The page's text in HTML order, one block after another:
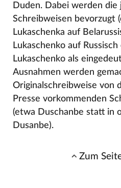
Duden. Dabei werden die
Schreibweisen bevorzugt
Lukaschenka auf
Lukaschenko auf
Lukaschenko als
Ausnahmen werden
Originalschreibweise von
Presse vorkommenden
(etwa Duschanbe statt in
Dusanbe).
Zum